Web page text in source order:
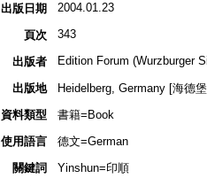
出版日期 2004.01.23
頁次 343
出版者 Edition Forum (Wurzburger
出版地
Heidelberg, Germany [海德
資料類型
書籍=Book
使用語言
德文=German
關鍵詞
Yinshun=印順